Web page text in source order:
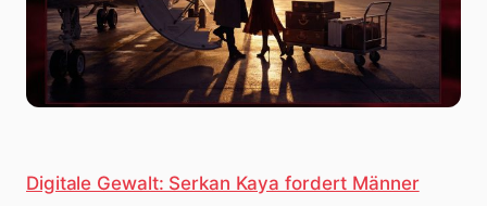
Digitale Gewalt: Serkan Kaya fordert Männer